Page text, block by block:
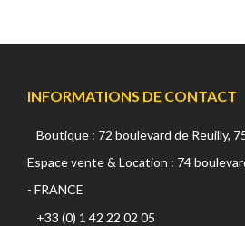
INFORMATIONS DE CONTACT
Boutique : 72 boulevard de Reuilly,
Espace vente & Location : 74
- FRANCE
+33 (0) 1 42 22 02 05